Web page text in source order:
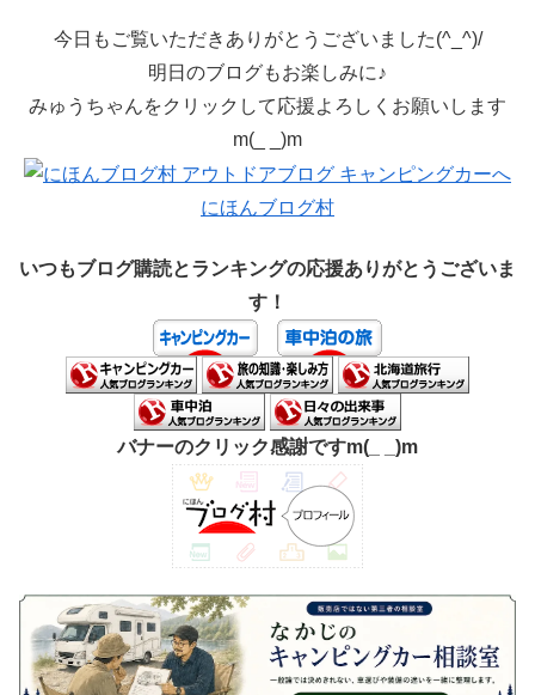
今日もご覧いただきありがとうございました(^_^)/
明日のブログもお楽しみに♪
みゅうちゃんをクリックして応援よろしくお願いします
m(_ _)m
にほんブログ村
いつもブログ購読とランキングの応援ありがとうございま
す！
バナーのクリック感謝ですm(_ _)m